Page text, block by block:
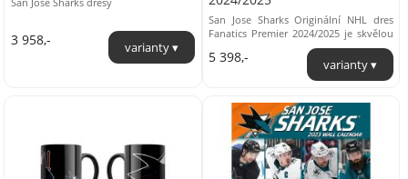
3 958,-
San Jose Sharks Originální NHL dres
Fanatics Premier 2024/2025 je skvělou
volbou pro každého fanouška, který
chce ...
5 398,-